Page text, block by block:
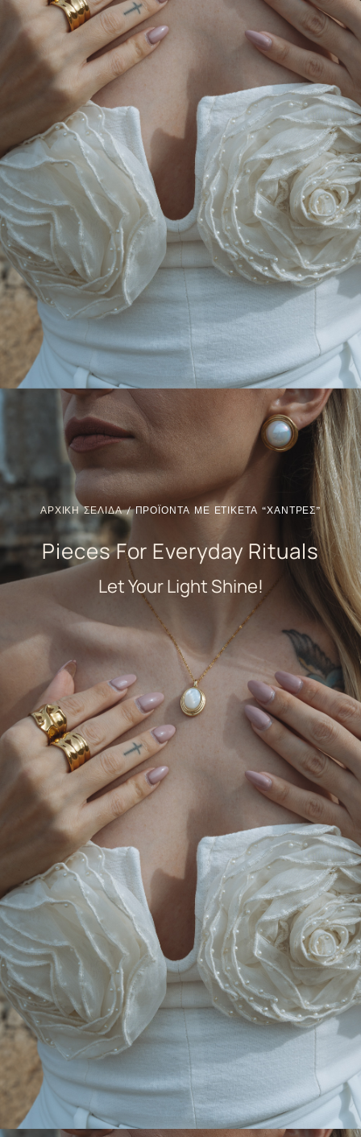
ΑΡΧΙΚΗ ΣΕΛΙΔΑ/ ΠΡΟΪΟΝΤΑ ΜΕ ΕΤΙΚΕΤΑ “ΧΑΝΤΡΕΣ”
Pieces For Everyday Rituals
Let Your Light Shine!